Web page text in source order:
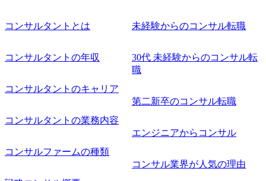
コンサルタントとは
コンサルタントの年収
コンサルタントのキャリア
コンサルタントの業務内容
コンサルファームの種類
未経験からのコンサル転職
30代 未経験からのコンサル転
職
第二新卒のコンサル転職
エンジニアからコンサル
コンサル業界が人気の理由